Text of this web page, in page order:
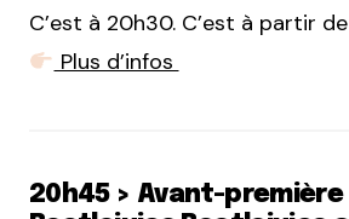
C’est à 20h30. C’est à partir de
Plus d’infos
20h45 > Avant-